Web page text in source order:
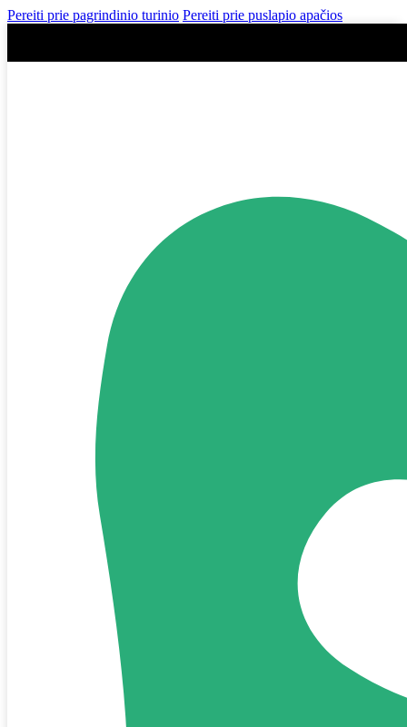
Pereiti prie pagrindinio turinio Pereiti prie puslapio apačios